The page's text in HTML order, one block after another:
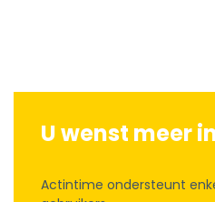
U wenst meer
Actintime ondersteunt